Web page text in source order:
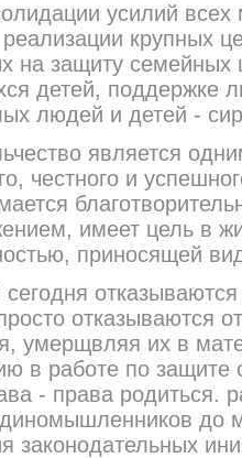
усилий
крупных
на защиту семейных
детей, поддержке
людей и детей -
о является
честного и
благотворитель
имеет цель в
приносящей
отказываются
отказываются
умерщвляя их в
в работе по защите
- права родиться.
ов до
законодательных